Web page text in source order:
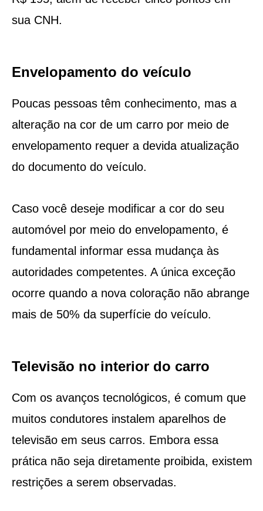
sua CNH.
Envelopamento do veículo
Poucas pessoas têm conhecimento, mas a
alteração na cor de um carro por meio de
envelopamento requer a devida atualização
do documento do veículo.
Caso você deseje modificar a cor do seu
automóvel por meio do envelopamento, é
fundamental informar essa mudança às
autoridades competentes. A única exceção
ocorre quando a nova coloração não abrange
mais de 50% da superfície do veículo.
Televisão no interior do carro
Com os avanços tecnológicos, é comum que
muitos condutores instalem aparelhos de
televisão em seus carros. Embora essa
prática não seja diretamente proibida, existem
restrições a serem observadas.